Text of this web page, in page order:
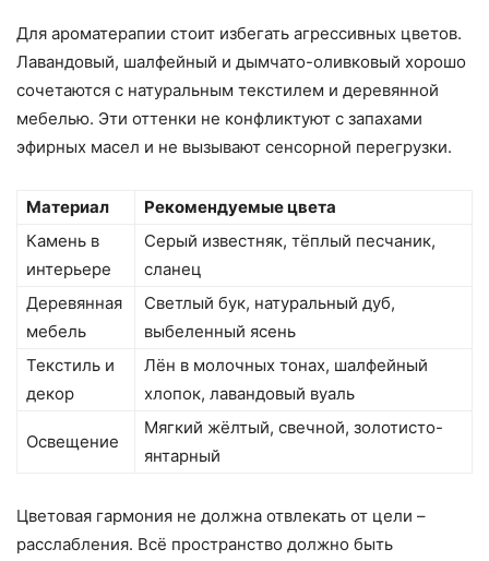
Для ароматерапии стоит избегать агрессивных цветов.
Лавандовый, шалфейный и дымчато-оливковый хорошо
сочетаются с натуральным текстилем и деревянной
мебелью. Эти оттенки не конфликтуют с запахами
эфирных масел и не вызывают сенсорной перегрузки.
Материал
Рекомендуемые цвета
Камень в
интерьере
Серый известняк, тёплый песчаник,
сланец
Деревянная
мебель
Светлый бук, натуральный дуб,
выбеленный ясень
Текстиль и
декор
Лён в молочных тонах, шалфейный
хлопок, лавандовый вуаль
Освещение
Мягкий жёлтый, свечной, золотисто-
янтарный
Цветовая гармония не должна отвлекать от цели –
расслабления. Всё пространство должно быть